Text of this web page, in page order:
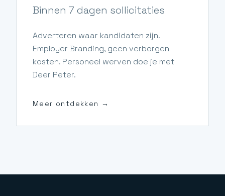
Binnen 7 dagen sollicitaties
Adverteren waar kandidaten zijn.
Employer Branding, geen verborgen
kosten. Personeel werven doe je met
Deer Peter.
Meer ontdekken →